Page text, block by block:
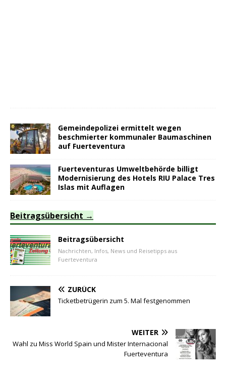
Gemeindepolizei ermittelt wegen
beschmierter kommunaler Baumaschinen
auf Fuerteventura
Fuerteventuras Umweltbehörde billigt
Modernisierung des Hotels RIU Palace Tres
Islas mit Auflagen
Beitragsübersicht
Beitragsübersicht
Nachrichten, Infos, News und Reisetipps aus
Fuerteventura
ZURÜCK
Ticketbetrügerin zum 5. Mal festgenommen
WEITER
Wahl zu Miss World Spain und Mister Internacional
Fuerteventura